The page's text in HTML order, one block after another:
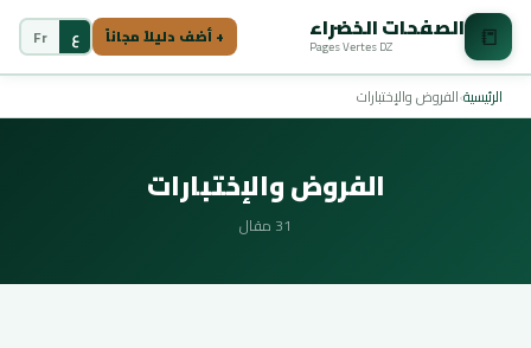
📒 الصفحات الخضراء
Pages Vertes DZ + أضف دليلاً مجاناً ع Fr
الرئيسية›الفروض والإختبارات
الفروض والإختبارات
31 مقال